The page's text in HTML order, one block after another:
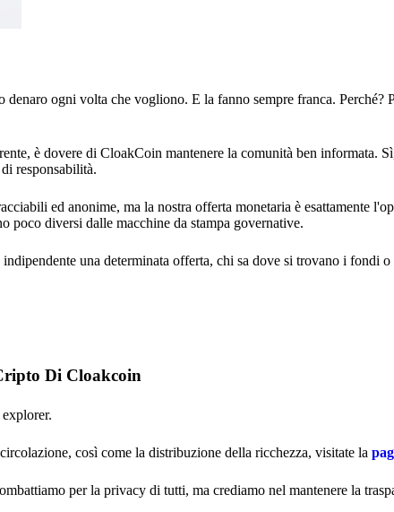
denaro ogni volta che vogliono. E la fanno sempre franca. Perché?
è dovere di CloakCoin mantenere la comunità ben informata.
responsabilità.
ed anonime, ma la nostra offerta monetaria è esattamente
poco diversi dalle macchine da stampa governative.
una determinata offerta, chi sa dove si trovano i fondi
Di Cloakcoin
così come la distribuzione della ricchezza, visitate la
per la privacy di tutti, ma crediamo nel mantenere la